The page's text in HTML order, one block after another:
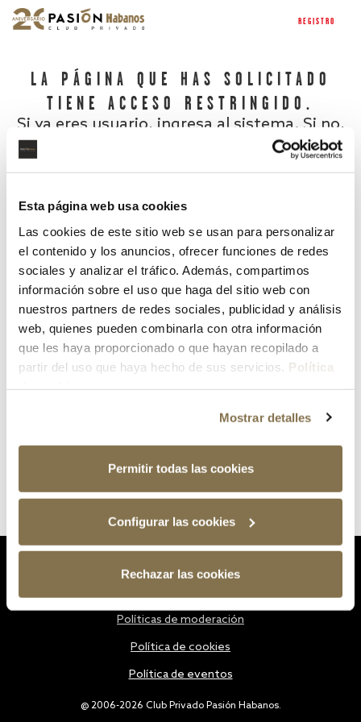
Esta página web usa cookies
Las cookies de este sitio web se usan para personalizar
el contenido y los anuncios, ofrecer funciones de redes
sociales y analizar el tráfico. Además, compartimos
información sobre el uso que haga del sitio web con
nuestros partners de redes sociales, publicidad y análisis
web, quienes pueden combinarla con otra información
que les haya proporcionado o que hayan recopilado a
partir del uso que haya hecho de sus servicios. Política
Mostrar detalles
Permitir todas las cookies
Configurar las cookies
Rechazar las cookies
REGISTRO
LA PÁGINA QUE HAS SOLICITADO
TIENE ACCESO RESTRINGIDO.
Si ya eres usuario, ingresa al sistema. Si no,
¿Has olvidado tu contraseña?
@ 2006-2026 Club Privado Pasión Habanos.
Políticas de moderación
Política de cookies
Política de eventos